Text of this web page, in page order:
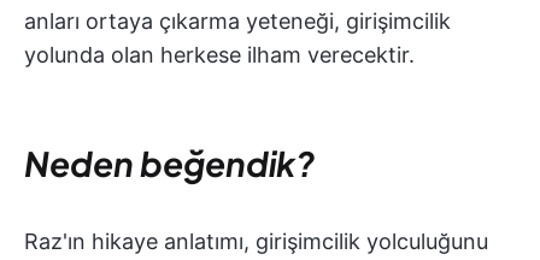
anları ortaya çıkarma yeteneği, girişimcilik
yolunda olan herkese ilham verecektir.
Neden beğendik?
Raz'ın hikaye anlatımı, girişimcilik yolculuğunu